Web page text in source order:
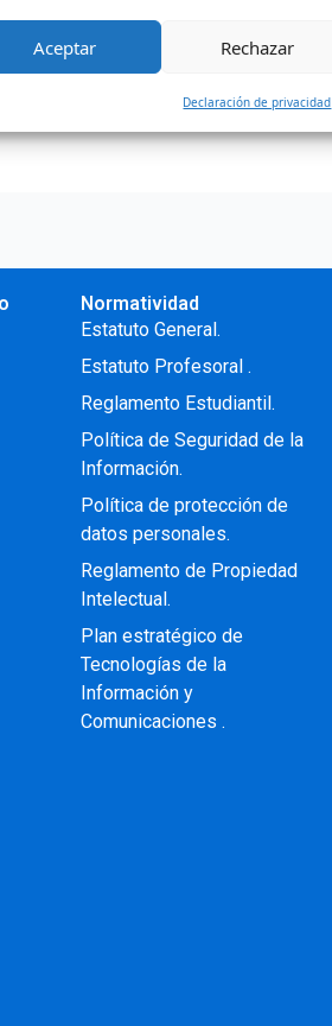
Aceptar Rechazar
Declaración de privacidad
del Ministerio de
Normatividad
Estatuto General.
Estatuto Profesoral .
Reglamento Estudiantil.
Política de Seguridad de la
Información.
Política de protección de
datos personales.
Reglamento de Propiedad
Intelectual.
Plan estratégico de
Tecnologías de la
Información y
Comunicaciones .